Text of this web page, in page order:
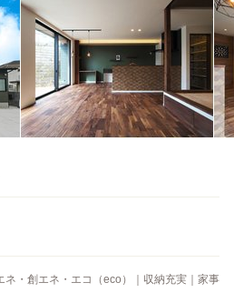
ネ・創エネ・エコ（eco）｜収納充実｜家事